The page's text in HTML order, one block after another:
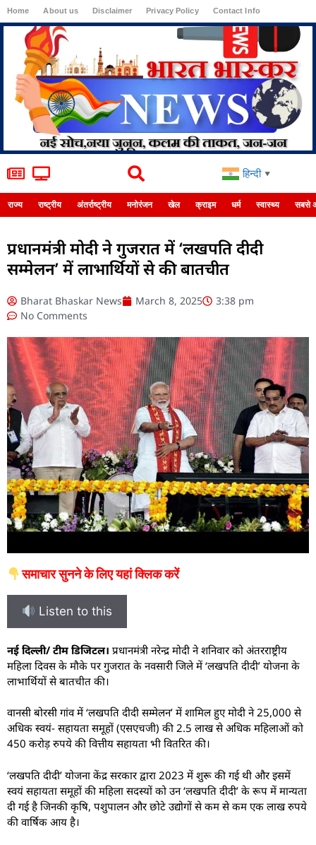
Home About us Disclaimer Privacy Policy Contact Info
हिन्दी ▼
राज्य राष्ट्रीय अंतर्राष्ट्रीय मनोरंजन खेल क्राइम धर्म स्वास्थ्य सबसे
प्रधानमंत्री मोदी ने गुजरात में ‘लखपति दीदी
सम्मेलन’ में लाभार्थियों से की बातचीत
Bharat Bhaskar News March 8, 2025
3:38 pm
No Comments
समाचार सुनने के लिए यहां क्लिक करें
Listen to this
नई दिल्ली/ टीम डिजिटल। प्रधानमंत्री नरेन्द्र मोदी ने शनिवार को अंतरराष्ट्रीय
महिला दिवस के मौके पर गुजरात के नवसारी जिले में ‘लखपति दीदी’ योजना के
लाभार्थियों से बातचीत की।
वानसी बोरसी गांव में ‘लखपति दीदी सम्मेलन’ में शामिल हुए मोदी ने 25,000 से
अधिक स्वयं- सहायता समूहों (एसएचजी) की 2.5 लाख से अधिक महिलाओं को
450 करोड़ रुपये की वित्तीय सहायता भी वितरित की।
‘लखपति दीदी’ योजना केंद्र सरकार द्वारा 2023 में शुरू की गई थी और इसमें
स्वयं सहायता समूहों की महिला सदस्यों को उन ‘लखपति दीदी’ के रूप में मान्यता
दी गई है जिनकी कृषि, पशुपालन और छोटे उद्योगों से कम से कम एक लाख रुपये
की वार्षिक आय है।